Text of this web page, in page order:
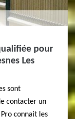
pour
Les
sont
contacter un
connait les